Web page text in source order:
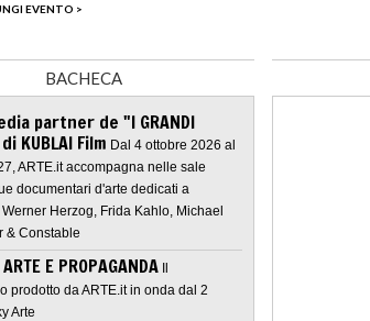
EVENTO >
BACHECA
partner de "I GRANDI
KUBLAI Film Dal 4 ottobre 2026 al
ARTE.it accompagna nelle sale
documentari d'arte dedicati a
Herzog, Frida Kahlo, Michael
& Constable
E PROPAGANDA Il
prodotto da ARTE.it in onda dal 2
Arte